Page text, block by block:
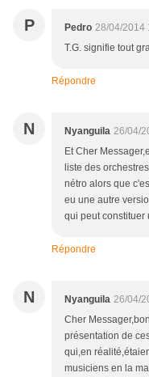
P Pedro 28/04/2014
T.G. signifie tout
Répondre
N Nyanguila 26/04/
Et Cher
liste des
nétro alors que
eu une autre
qui peut constituer
Répondre
N Nyanguila 26/04/
Cher
présentation de
qui,en
musiciens en la